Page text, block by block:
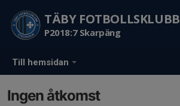
Till hemsidan
TÄBY FOTBOLLSKLUBB
P2018:7 Skarpäng
Ingen åtkomst